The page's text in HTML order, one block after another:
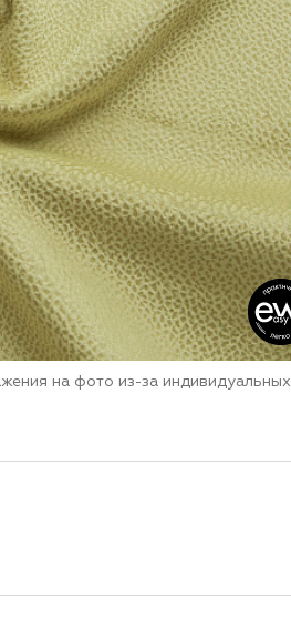
на фото из-за индивидуальных